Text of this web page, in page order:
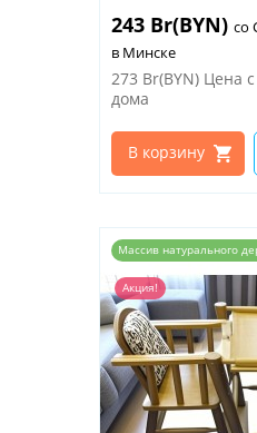
243 Br(BYN) со
в Минске
273 Br(BYN) Цена
дома
В корзину
Массив натурального
Акция!